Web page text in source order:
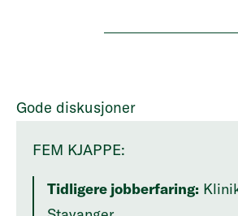
Gode diskusjoner
FEM KJAPPE:
Tidligere jobberfaring: